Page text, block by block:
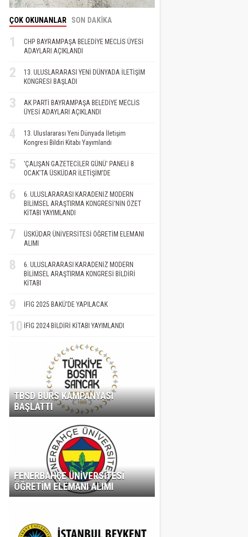
ÇOK OKUNANLAR SON DAKİKA
1
CHP BAYRAMPAŞA BELEDİYE MECLİS ÜYESİ
ADAYLARI AÇIKLANDI
2
13. ULUSLARARASI YENİ DÜNYADA İLETİŞİM
KONGRESİ BAŞLADI
3
AK PARTİ BAYRAMPAŞA BELEDİYE MECLİS
ÜYESİ ADAYLARI AÇIKLANDI
4
13. Uluslararası Yeni Dünyada İletişim
Kongresi Bildiri Kitabı Yayımlandı
5
'ÇALIŞAN GAZETECİLER GÜNÜ' PANELİ 8
OCAK'TA ÜSKÜDAR İLETİŞİM'DE
6
6. ULUSLARARASI KARADENİZ MODERN
BİLİMSEL ARAŞTIRMA KONGRESİ'NİN ÖZET
KİTABI YAYIMLANDI
7
ÜSKÜDAR ÜNİVERSİTESİ ÖĞRETİM ELEMANI
ALIMI
8
6. ULUSLARARASI KARADENİZ MODERN
BİLİMSEL ARAŞTIRMA KONGRESİ BİLDİRİ
KİTABI
9 İFİG 2025 BAKÜ'DE YAPILACAK
10 İFİG 2024 BİLDİRİ KİTABI YAYIMLANDI
TBSD BURS KAMPANYASI
BAŞLATTI
FENERBAHÇE ÜNİVERSİTESİ
ÖĞRETİM ELEMANI ALIMI